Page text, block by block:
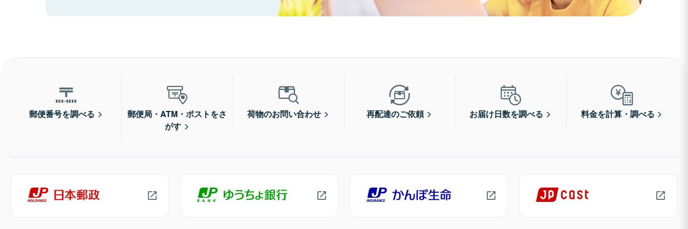
郵便番号を調べる
郵便局・ATM・ポストをさ
がす
荷物のお問い合わせ 再配達のご依頼 お届け日数を調べる 料金を計算・調べる